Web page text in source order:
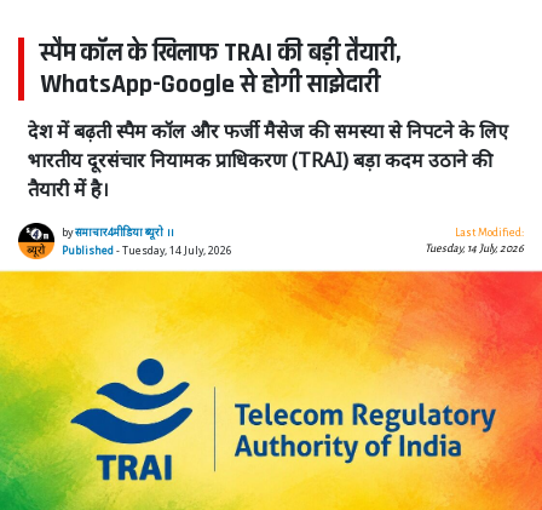
स्पैम कॉल के खिलाफ TRAI की बड़ी तैयारी,
WhatsApp-Google से होगी साझेदारी
देश में बढ़ती स्पैम कॉल और फर्जी मैसेज की समस्या से निपटने के लिए
भारतीय दूरसंचार नियामक प्राधिकरण (TRAI) बड़ा कदम उठाने की
तैयारी में है।
byसमाचार4मीडिया ब्यूरो ।।
Published- Tuesday, 14 July, 2026
Last Modified:
Tuesday, 14 July, 2026